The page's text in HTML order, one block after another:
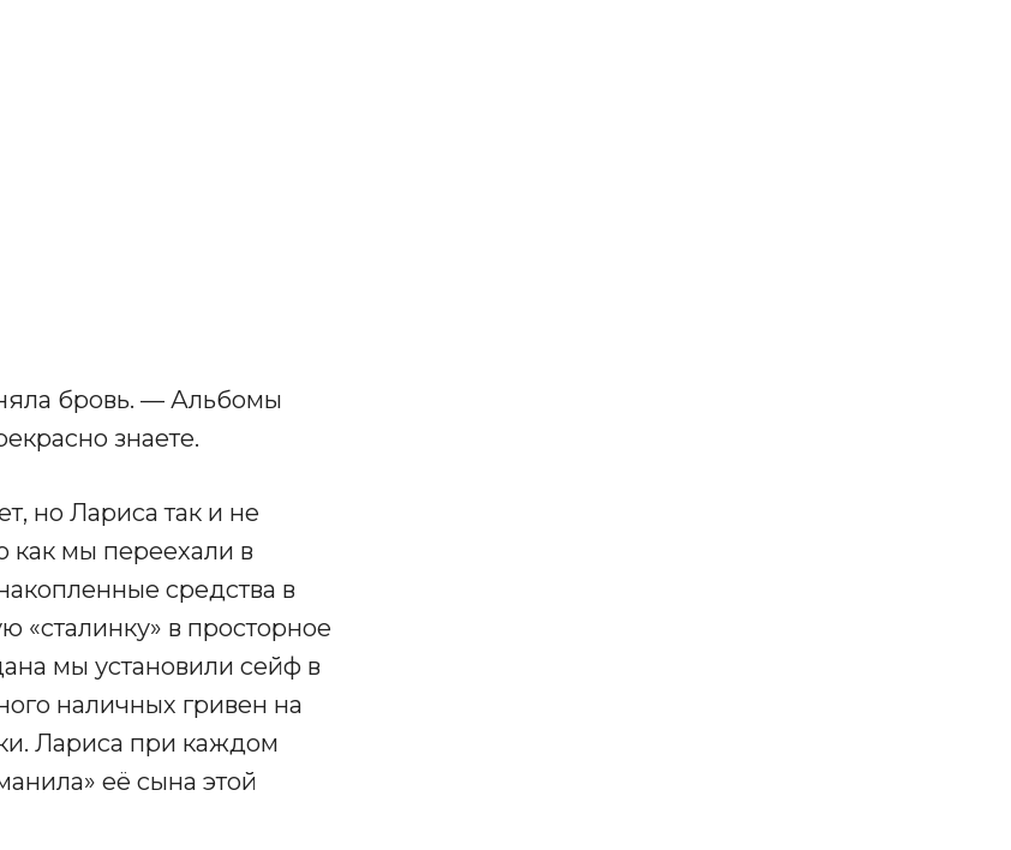
бровь. — Альбомы
знаете.
но Лариса так и не
как мы переехали в
средства в
«сталинку» в просторное
мы установили сейф в
наличных гривен на
Лариса при каждом
её сына этой